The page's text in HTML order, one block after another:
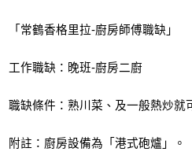
「常鶴香格里拉-廚房師傅職缺」
工作職缺：晚班-廚房二廚
職缺條件：熟川菜、及一般熱炒就
附註：廚房設備為「港式砲爐」。